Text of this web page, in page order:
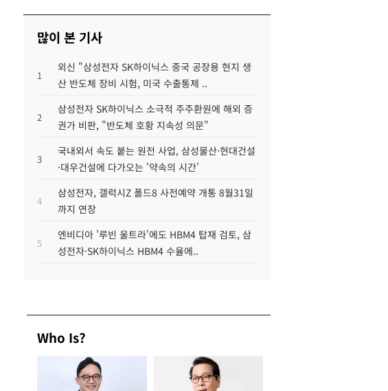
많이 본 기사
1
외신 "삼성전자 SK하이닉스 중국 공장용 현지 생
산 반도체 장비 시험, 미국 수출통제 ..
2
삼성전자 SK하이닉스 소극적 주주환원에 해외 증
권가 비판, "반도체 호황 지속성 의문"
3
국내외서 속도 붙는 원전 사업, 삼성물산·현대건설
·대우건설에 다가오는 '약속의 시간'
4
삼성전자, 갤럭시Z 폴드8 사전예약 개통 8월31일
까지 연장
5
엔비디아 '루빈 울트라'에도 HBM4 탑재 검토, 삼
성전자·SK하이닉스 HBM4 수율에..
Who Is?